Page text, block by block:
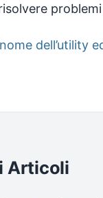
dell’utility
Articoli